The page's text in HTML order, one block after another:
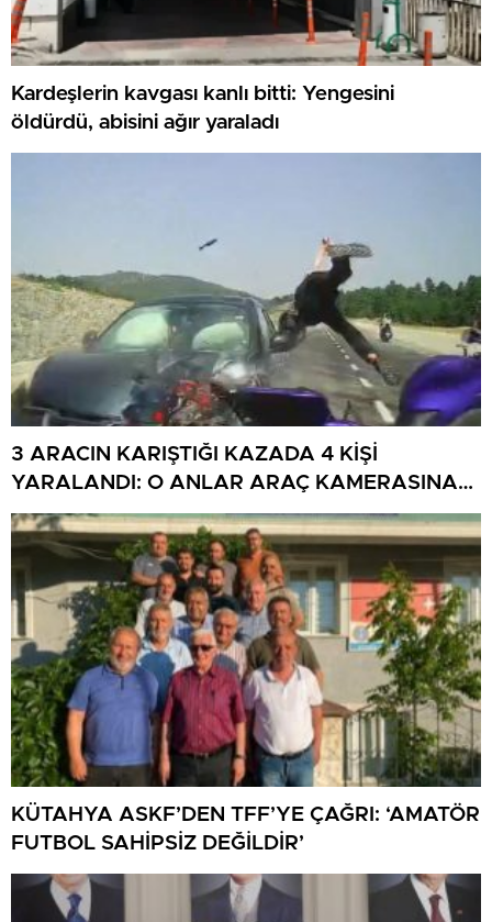
Kardeşlerin kavgası kanlı bitti: Yengesini
öldürdü, abisini ağır yaraladı
3 ARACIN KARIŞTIĞI KAZADA 4 KİŞİ
YARALANDI: O ANLAR ARAÇ KAMERASINA
YANSIDI
KÜTAHYA ASKF’DEN TFF’YE ÇAĞRI: ‘AMATÖR
FUTBOL SAHİPSİZ DEĞİLDİR’